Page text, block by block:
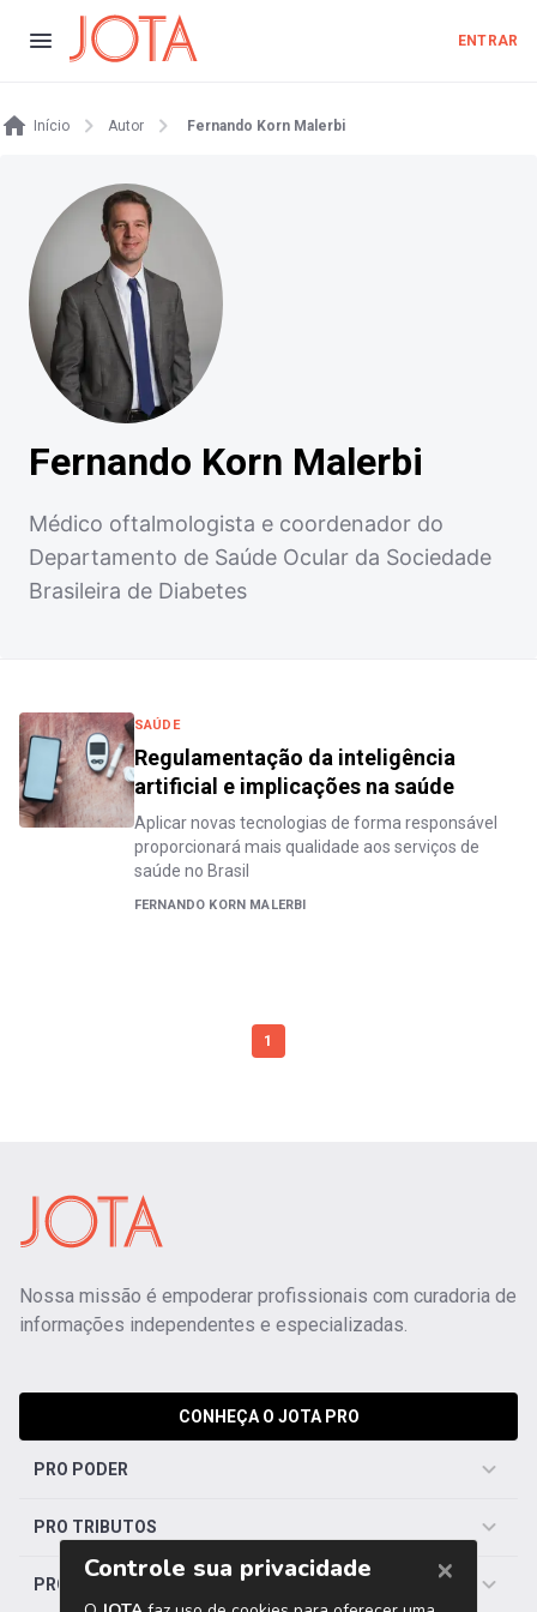
ENTRAR
Início Autor Fernando Korn Malerbi
Fernando Korn Malerbi
Médico oftalmologista e coordenador do
Departamento de Saúde Ocular da Sociedade
Brasileira de Diabetes
SAÚDE
Regulamentação da inteligência
artificial e implicações na saúde
Aplicar novas tecnologias de forma responsável
proporcionará mais qualidade aos serviços de
saúde no Brasil
FERNANDO KORN MALERBI
1
Nossa missão é empoderar profissionais com curadoria de
informações independentes e especializadas.
CONHEÇA O JOTA PRO
PRO PODER
PRO TRIBUTOS
PRO TRABALHISTA